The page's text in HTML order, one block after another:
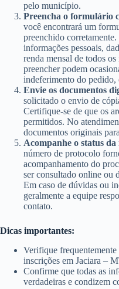
pelo município.
Preencha o formulário
você encontrará um
preenchido
informações pessoais,
renda mensal de todos
preencher podem
indeferimento do pedido,
Envie os documentos
solicitado o envio de
Certifique-se de que os
permitidos. No
documentos originais
Acompanhe o status da
número de protocolo
acompanhamento do
ser consultado online ou
Em caso de dúvidas ou
geralmente a equipe
contato.
Dicas importantes:
Verifique frequentemente
inscrições em Jaciara –
Confirme que todas as
verdadeiras e condizem